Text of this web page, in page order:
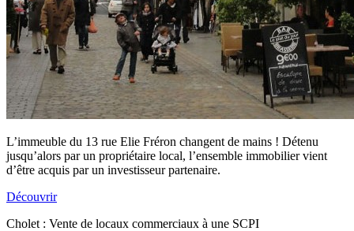
L’immeuble du 13 rue Elie Fréron changent de mains ! Détenu
jusqu’alors par un propriétaire local, l’ensemble immobilier vient
d’être acquis par un investisseur partenaire.
Découvrir
Cholet : Vente de locaux commerciaux à une SCPI